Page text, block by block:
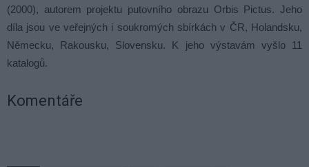
(2000), autorem projektu putovního obrazu Orbis Pictus. Jeho
díla jsou ve veřejných i soukromých sbírkách v ČR, Holandsku,
Německu, Rakousku, Slovensku. K jeho výstavám vyšlo 11
katalogů.
Komentáře